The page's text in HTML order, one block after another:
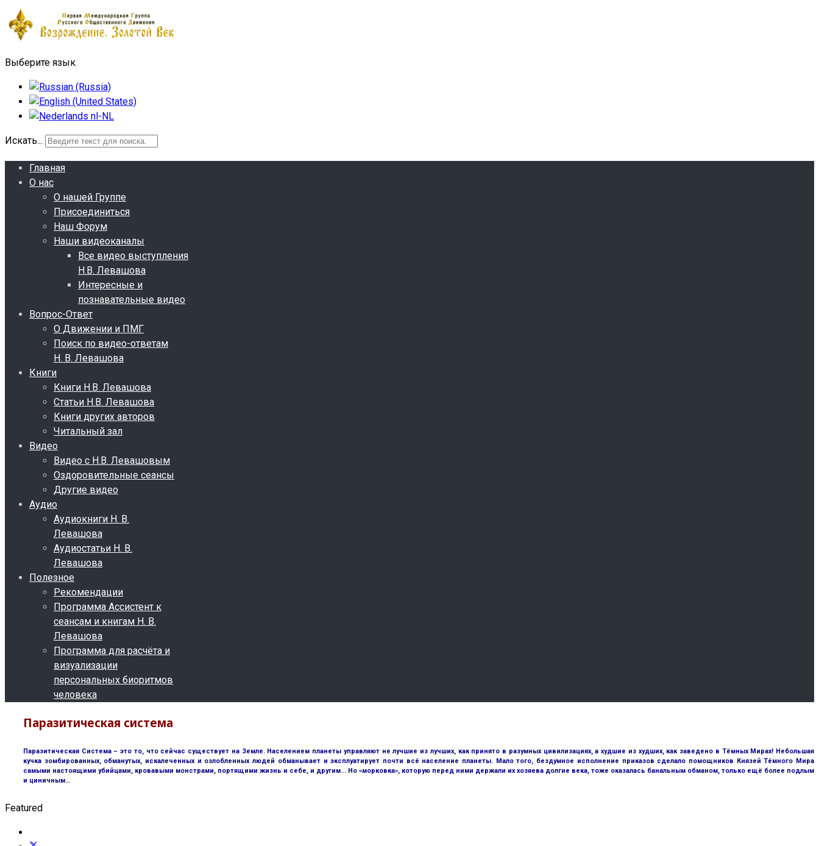
Выберите язык
Искать...
Главная
О нас
О нашей Группе
Присоединиться
Наш Форум
Наши видеоканалы
Все видео выступления
Н.В. Левашова
Интересные и
познавательные видео
Вопрос-Ответ
О Движении и ПМГ
Поиск по видео-ответам
Н. В. Левашова
Книги
Книги Н.В. Левашова
Статьи Н.В. Левашова
Книги других авторов
Читальный зал
Видео
Видео с Н.В. Левашовым
Оздоровительные сеансы
Другие видео
Аудио
Аудиокниги Н. В.
Левашова
Аудиостатьи Н. В.
Левашова
Полезное
Рекомендации
Программа Ассистент к
сеансам и книгам Н. В.
Левашова
Программа для расчёта и
визуализации
персональных биоритмов
человека
Паразитическая система
Паразитическая Система – это то, что сейчас существует на Земле. Населением планеты управляют не лучшие из лучших, как принято в разумных цивилизациях, а худшие из худших, как заведено в Тёмных Мирах! Небольшая
кучка зомбированных, обманутых, искалеченных и озлобленных людей обманывает и эксплуатирует почти всё население планеты. Мало того, бездумное исполнение приказов сделало помощников Князей Тёмного Мира
самыми настоящими убийцами, кровавыми монстрами, портящими жизнь и себе, и другим... Но «морковка», которую перед ними держали их хозяева долгие века, тоже оказалась банальным обманом, только ещё более подлым
и циничным…
Featured